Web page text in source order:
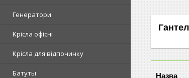
Генератори
Kрісла oфісні
Крісла для відпочинку
Батуты